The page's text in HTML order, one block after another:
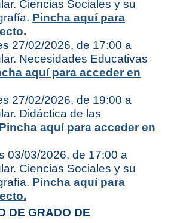
Ciencias Sociales y su
Pincha aquí para
27/02/2026, de 17:00 a
Necesidades Educativas
aquí para acceder en
27/02/2026, de 19:00 a
Didáctica de las
Pincha aquí para acceder en
03/03/2026, de 17:00 a
Ciencias Sociales y su
Pincha aquí para
DE GRADO DE